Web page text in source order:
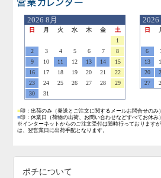
2026 8月
日 月 火 水 木 金
土
1
2
3 4 5 6 7
8
9
10 11 12 13 14
15
16
17 18 19 20 21
22
23
24 25 26 27 28
29
30
31
2026
日
6
13
20
27
■印：出荷のみ （発送とご注文に関するメールお問合せのみ）
■印：休業日
（荷物の出荷、お問い合わせなどすべてお休み）
※インターネットからのご注文受付は随時行っております
は、翌営業日に出荷手配となります。
ポチについて